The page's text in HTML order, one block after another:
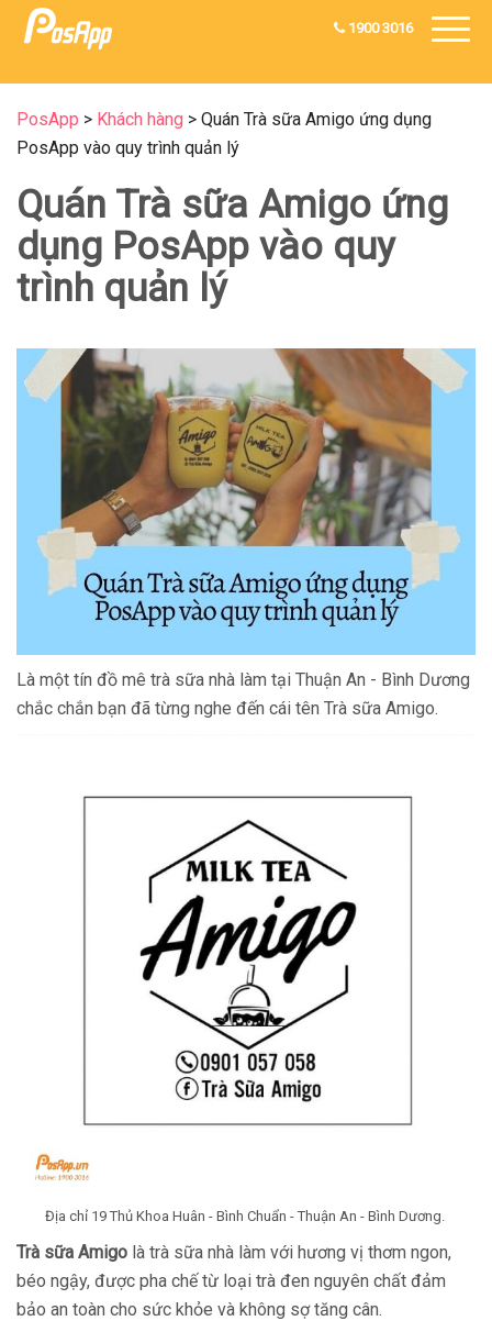
1900 3016
PosApp > Khách hàng > Quán Trà sữa Amigo ứng dụng
PosApp vào quy trình quản lý
Quán Trà sữa Amigo ứng
dụng PosApp vào quy
trình quản lý
Là một tín đồ mê trà sữa nhà làm tại Thuận An - Bình Dương
chắc chắn bạn đã từng nghe đến cái tên Trà sữa Amigo.
Địa chỉ 19 Thủ Khoa Huân - Bình Chuẩn - Thuận An - Bình Dương.
Trà sữa Amigo là trà sữa nhà làm với hương vị thơm ngon,
béo ngậy, được pha chế từ loại trà đen nguyên chất đảm
bảo an toàn cho sức khỏe và không sợ tăng cân.